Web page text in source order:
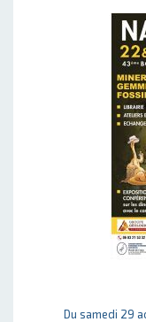
Du samedi 29